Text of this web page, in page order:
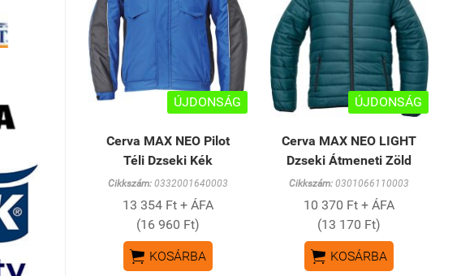
ÚJDONSÁG
Cerva MAX NEO Pilot
Téli Dzseki Kék
Cikkszám:0332001640003
13 354 Ft + ÁFA
(16 960 Ft)
 KOSÁRBA
ÚJDONSÁG
Cerva MAX NEO LIGHT
Dzseki Átmeneti Zöld
Cikkszám: 0301066110003
10 370 Ft + ÁFA
(13 170 Ft)
 KOSÁRBA